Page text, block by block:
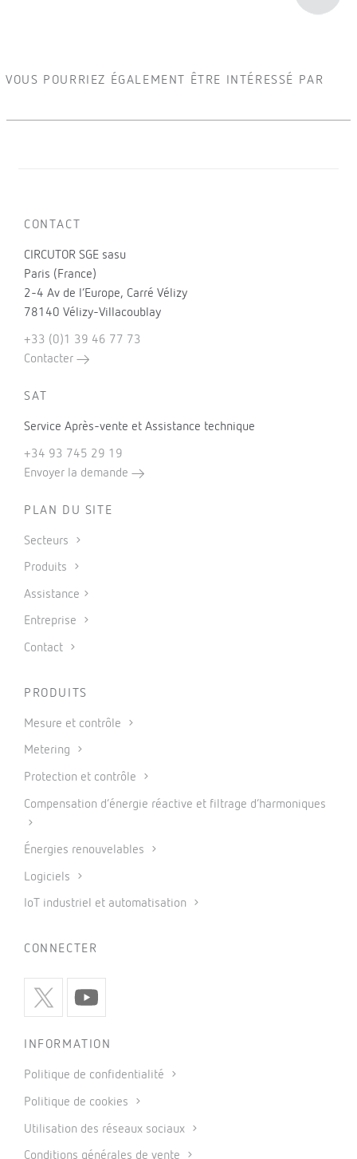
VOUS POURRIEZ ÉGALEMENT ÊTRE INTÉRESSÉ PAR
CONTACT
CIRCUTOR SGE sasu
Paris (France)
2-4 Av de l’Europe, Carré Vélizy
78140 Vélizy-Villacoublay
+33 (0)1 39 46 77 73
Contacter
SAT
Service Après-vente et Assistance technique
+34 93 745 29 19
Envoyer la demande
PLAN DU SITE
Secteurs
Produits
Assistance
Entreprise
Contact
PRODUITS
Mesure et contrôle
Metering
Protection et contrôle
Compensation d’énergie réactive et filtrage d’harmoniques
Énergies renouvelables
Logiciels
IoT industriel et automatisation
CONNECTER
INFORMATION
Politique de confidentialité
Politique de cookies
Utilisation des réseaux sociaux
Conditions générales de vente